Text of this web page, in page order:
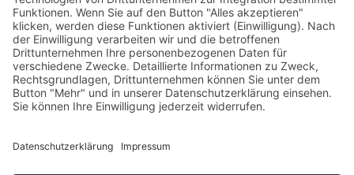
Impressum
Datenschutzerklärung
Cookie-Einstellungen